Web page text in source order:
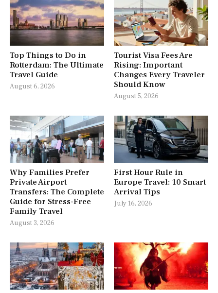
Top Things to Do in
Rotterdam: The Ultimate
Travel Guide
August 6, 2026
Tourist Visa Fees Are
Rising: Important
Changes Every Traveler
Should Know
August 5, 2026
Why Families Prefer
Private Airport
Transfers: The Complete
Guide for Stress-Free
Family Travel
August 3, 2026
First Hour Rule in
Europe Travel: 10 Smart
Arrival Tips
July 16, 2026